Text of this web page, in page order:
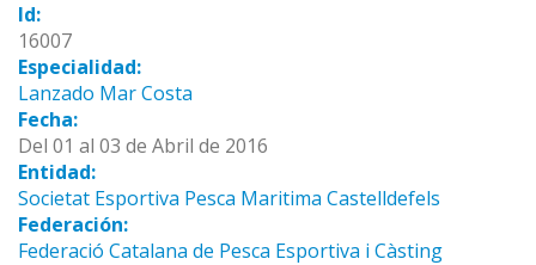
Id:
16007
Especialidad:
Lanzado Mar Costa
Fecha:
Del 01 al 03 de Abril de 2016
Entidad:
Societat Esportiva Pesca Maritima Castelldefels
Federación:
Federació Catalana de Pesca Esportiva i Càsting